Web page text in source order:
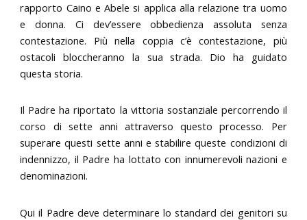
rapporto Caino e Abele si applica alla relazione tra uomo
e donna. Ci dev’essere obbedienza assoluta senza
contestazione. Più nella coppia c’è contestazione, più
ostacoli bloccheranno la sua strada. Dio ha guidato
questa storia.
Il Padre ha riportato la vittoria sostanziale percorrendo il
corso di sette anni attraverso questo processo. Per
superare questi sette anni e stabilire queste condizioni di
indennizzo, il Padre ha lottato con innumerevoli nazioni e
denominazioni.
Qui il Padre deve determinare lo standard dei genitori su